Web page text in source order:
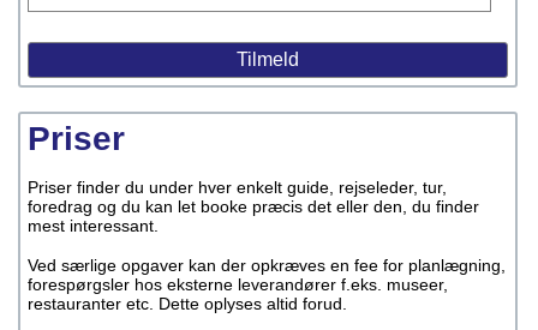
Priser
Priser finder du under hver enkelt guide, rejseleder, tur,
foredrag og du kan let booke præcis det eller den, du finder
mest interessant.
Ved særlige opgaver kan der opkræves en fee for planlægning,
forespørgsler hos eksterne leverandører f.eks. museer,
restauranter etc. Dette oplyses altid forud.